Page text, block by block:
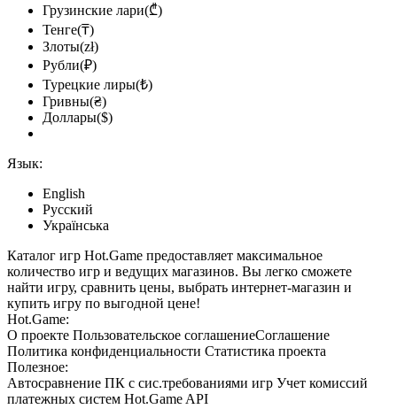
Грузинские лари(₾)
Тенге(₸)
Злоты(zł)
Рубли(₽)
Турецкие лиры(₺)
Гривны(₴)
Доллары($)
Язык:
English
Русский
Українська
Каталог игр Hot.Game предоставляет максимальное
количество игр и ведущих магазинов. Вы легко сможете
найти игру, сравнить цены, выбрать интернет-магазин и
купить игру по выгодной цене!
Hot.Game:
О проекте Пользовательское соглашениеСоглашение
Политика конфиденциальности Статистика проекта
Полезное:
Автосравнение ПК с сис.требованиями игр Учет комиссий
платежных систем Hot.Game API